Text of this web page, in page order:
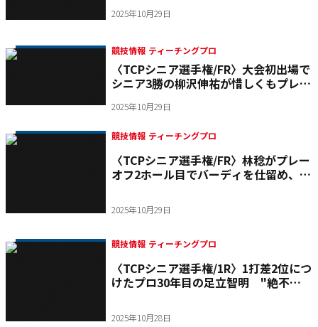
2025年10月29日
競技情報 ティーチングプロ
〈TCPシニア選手権/FR〉大会初出場で
シニア3勝の柳沢伸祐が惜しくもプレー
2025年10月29日
競技情報 ティーチングプロ
〈TCPシニア選手権/FR〉林稔がプレー
オフ2ホール目でバーディを仕留め、テ
2025年10月29日
競技情報 ティーチングプロ
〈TCPシニア選手権/1R〉1打差2位につ
けたプロ30年目の足立智明 "絶不
い抜く
2025年10月28日